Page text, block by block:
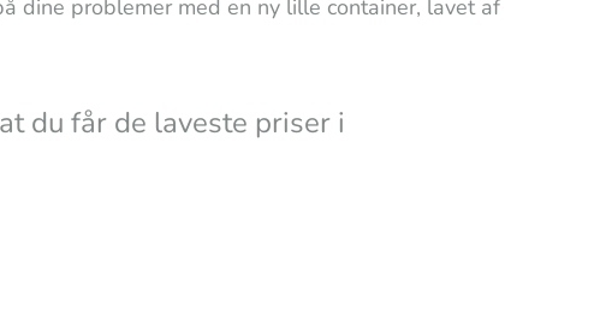
dine problemer med en ny lille container, lavet af
de laveste priser i